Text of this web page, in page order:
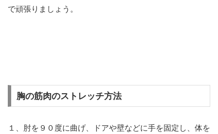
で頑張りましょう。
胸の筋肉のストレッチ方法
１、肘を９０度に曲げ、ドアや壁などに手を固定し、体を